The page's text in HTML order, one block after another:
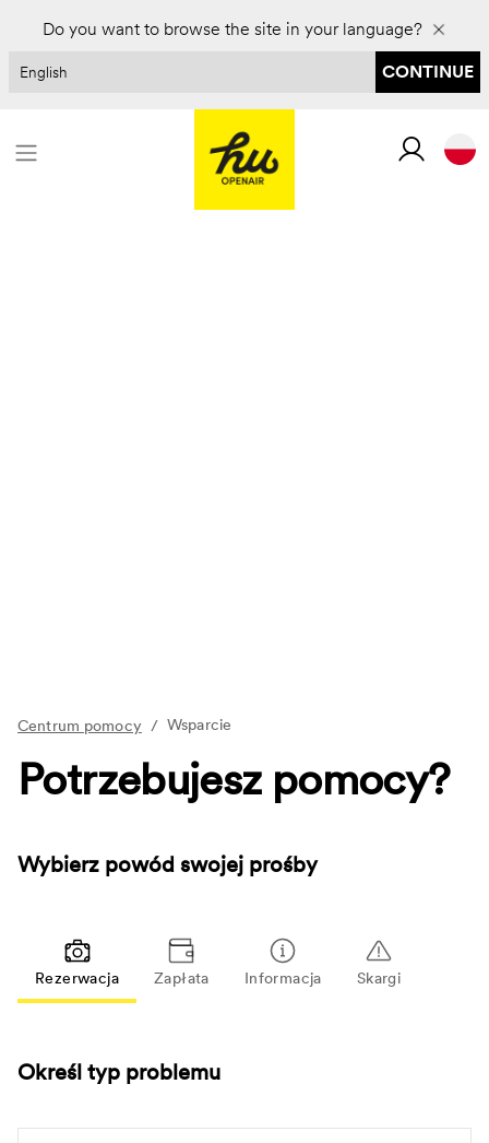
Do you want to browse the site in your language?
CONTINUE
Centrum pomocy / Wsparcie
Potrzebujesz pomocy?
Wybierz powód swojej prośby
Rezerwacja Zapłata Informacja Skargi
Określ typ problemu